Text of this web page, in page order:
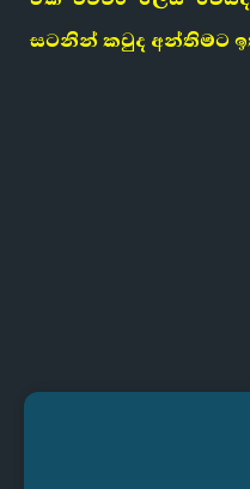
සටනින් කවුද අන්තිමට